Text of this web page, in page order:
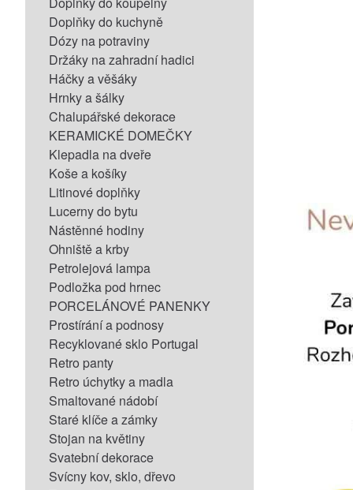
Doplňky do kuchyně
Dózy na potraviny
Držáky na zahradní hadici
Háčky a věšáky
Hrnky a šálky
Chalupářské dekorace
KERAMICKÉ DOMEČKY
Klepadla na dveře
Koše a košíky
Litinové doplňky
Lucerny do bytu
Nástěnné hodiny
Ohniště a krby
Petrolejová lampa
Podložka pod hrnec
PORCELÁNOVÉ PANENKY
Prostírání a podnosy
Recyklované sklo Portugal
Retro panty
Retro úchytky a madla
Smaltované nádobí
Staré klíče a zámky
Stojan na květiny
Svatební dekorace
Svícny kov, sklo, dřevo